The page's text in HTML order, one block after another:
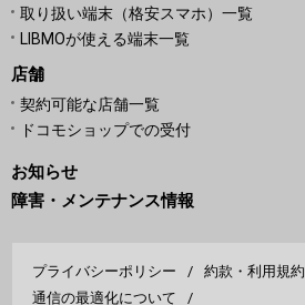
取り扱い端末（格安スマホ）一覧
LIBMOが使える端末一覧
店舗
契約可能な店舗一覧
ドコモショップでの受付
お知らせ
障害・メンテナンス情報
プライバシーポリシー
約款・利用規約
通信の最適化について